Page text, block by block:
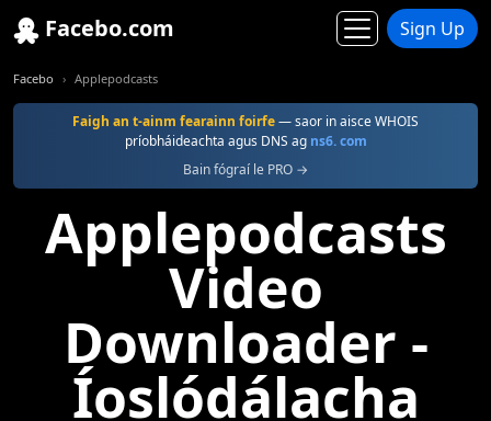
Facebo.com Sign Up
Facebo Applepodcasts
Faigh an t-ainm fearainn foirfe— saor in aisce WHOIS
príobháideachta agus DNS ag ns6. com
Bain fógraí le PRO →
Applepodcasts
Video
Downloader -
Íoslódálacha